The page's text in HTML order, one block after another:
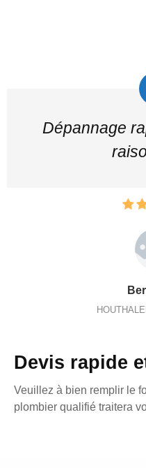
Dépannage
Devis rapide
Veuillez à bien remplir le
plombier qualifié traitera